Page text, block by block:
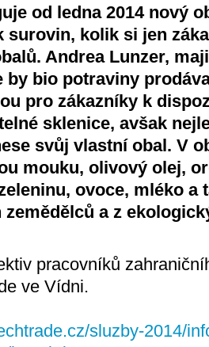
od ledna 2014 nový
surovin, kolik si jen
Andrea Lunzer,
by bio potraviny
pro zákazníky k
sklenice, avšak
svůj vlastní obal. V
mouku, olivový olej,
ovoce, mléko a
a z
pracovníků
ve Vídni.
sluzby-2014/